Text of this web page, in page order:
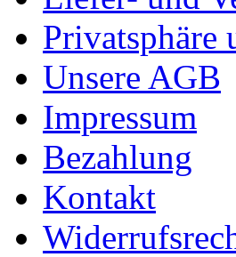
Privatsphäre
Unsere AGB
Impressum
Bezahlung
Kontakt